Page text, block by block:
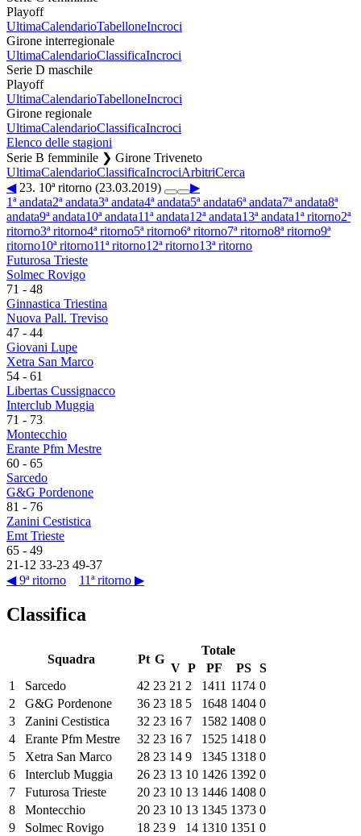
Playoff
UltimaCalendarioTabelloneIncroci
Girone interregionale
UltimaCalendarioClassificaIncroci
Serie D maschile
Playoff
UltimaCalendarioTabelloneIncroci
Girone regionale
UltimaCalendarioClassificaIncroci
Elenco delle stagioni
Serie B femminile ❯ Girone Triveneto
UltimaCalendarioClassificaIncrociArbitriCerca
◀23. 10ª ritorno (23.03.2019)
▶
1ª andata2ª andata3ª andata4ª andata5ª andata6ª andata7ª andata8ª
andata9ª andata10ª andata11ª andata12ª andata13ª andata1ª ritorno2ª
ritorno3ª ritorno4ª ritorno5ª ritorno6ª ritorno7ª ritorno8ª ritorno9ª
ritorno10ª ritorno11ª ritorno12ª ritorno13ª ritorno
Futurosa Trieste
Solmec Rovigo
71 - 48
Ginnastica Triestina
Nuova Pall. Treviso
47 - 44
Giovani Lupe
Xetra San Marco
54 - 61
Libertas Cussignacco
Interclub Muggia
71 - 73
Montecchio
Erante Pfm Mestre
60 - 65
Sarcedo
G&G Pordenone
81 - 76
Zanini Cestistica
Emt Trieste
65 - 49
21-12 33-23 49-37
◀ 9ª ritorno
11ª ritorno ▶
Classifica
Squadra Pt G
Totale
V P PF PS
S
1
Sarcedo 42 23 21 2 1411 1174 0
2
G&G Pordenone 36 23 18 5 1648 1404 0
3
Zanini Cestistica 32 23 16 7 1582 1408 0
4
Erante Pfm Mestre 32 23 16 7 1525 1418 0
5
Xetra San Marco 28 23 14 9 1345 1318 0
6
Interclub Muggia 26 23 13 10 1426 1392 0
7
Futurosa Trieste 20 23 10 13 1446 1408 0
8
Montecchio 20 23 10 13 1345 1373 0
9
Solmec Rovigo 18 23 9 14 1310 1351 0